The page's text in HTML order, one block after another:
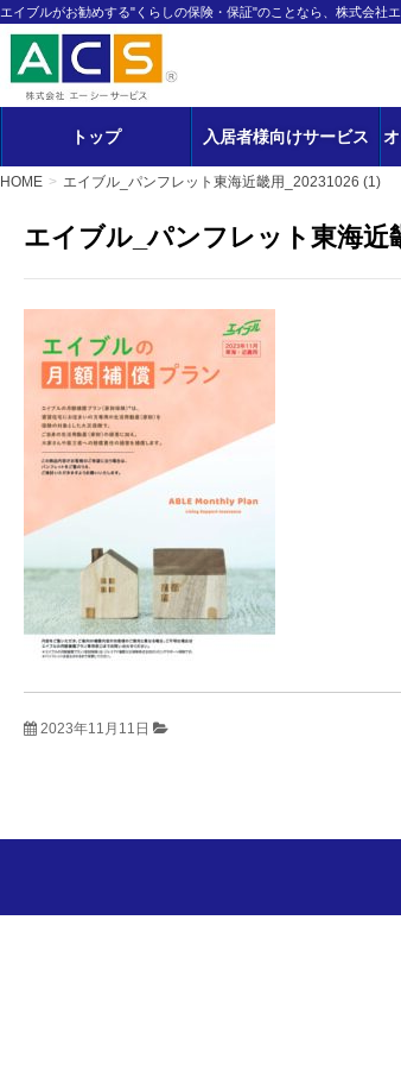
エイブルがお勧めする"くらしの保険・保証"のことなら、株式会社
トップ 入居者様向けサービス
HOME エイブル_パンフレット東海近畿用_20231026 (1)
エイブル_パンフレット東海近
2023年11月11日